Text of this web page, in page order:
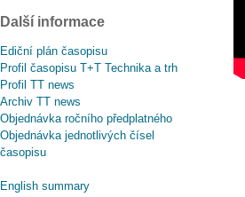
Další informace
Ediční plán časopisu
Profil časopisu T+T Technika a trh
Profil TT news
Archiv TT news
Objednávka ročního předplatného
Objednávka jednotlivých čísel
časopisu
English summary